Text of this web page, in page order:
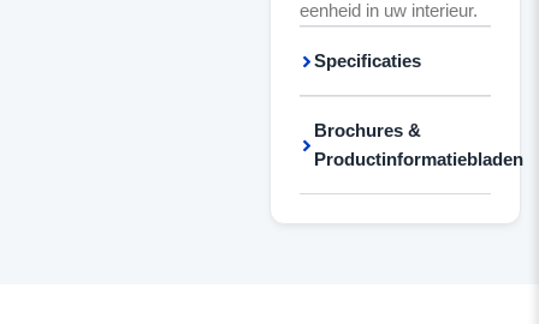
eenheid in uw interieur.
Specificaties
Brochures &
Productinformatiebladen